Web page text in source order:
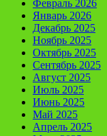
Февраль 2026
Январь 2026
Декабрь 2025
Ноябрь 2025
Октябрь 2025
Сентябрь 2025
Август 2025
Июль 2025
Июнь 2025
Май 2025
Апрель 2025